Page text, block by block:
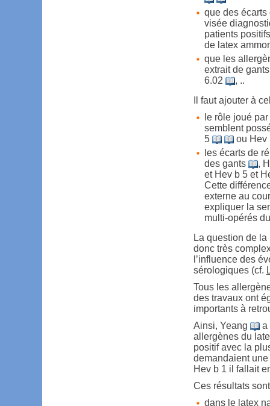
que des écarts
visée
patients
de latex
que les
extrait de
6.02
, ..
Il faut ajouter à
le rôle joué
semblent
5
ou Hev
les écarts de
des gants
,
et Hev b 5 et
Cette
externe au
expliquer la
multi-opérés
La question de
donc très
l’influence des
sérologiques (cf.
Tous les
des travaux ont
importants à
Ainsi, Yeang
a
allergènes du
positif avec la
demandaient
Hev b 1 il fallait
Ces résultats
dans le latex